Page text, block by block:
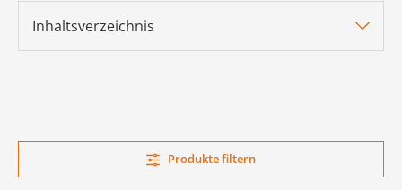
Inhaltsverzeichnis
Produkte filtern